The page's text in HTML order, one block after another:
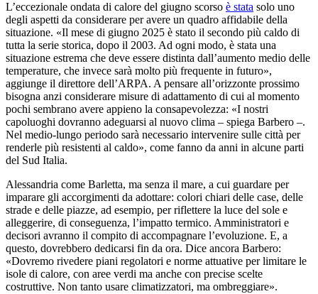
L’eccezionale ondata di calore del giugno scorso è stata solo uno
degli aspetti da considerare per avere un quadro affidabile della
situazione. «Il mese di giugno 2025 è stato il secondo più caldo di
tutta la serie storica, dopo il 2003. Ad ogni modo, è stata una
situazione estrema che deve essere distinta dall’aumento medio delle
temperature, che invece sarà molto più frequente in futuro»,
aggiunge il direttore dell’ARPA. A pensare all’orizzonte prossimo
bisogna anzi considerare misure di adattamento di cui al momento
pochi sembrano avere appieno la consapevolezza: «I nostri
capoluoghi dovranno adeguarsi al nuovo clima – spiega Barbero –.
Nel medio-lungo periodo sarà necessario intervenire sulle città per
renderle più resistenti al caldo», come fanno da anni in alcune parti
del Sud Italia.
Alessandria come Barletta, ma senza il mare, a cui guardare per
imparare gli accorgimenti da adottare: colori chiari delle case, delle
strade e delle piazze, ad esempio, per riflettere la luce del sole e
alleggerire, di conseguenza, l’impatto termico. Amministratori e
decisori avranno il compito di accompagnare l’evoluzione. E, a
questo, dovrebbero dedicarsi fin da ora. Dice ancora Barbero:
«Dovremo rivedere piani regolatori e norme attuative per limitare le
isole di calore, con aree verdi ma anche con precise scelte
costruttive. Non tanto usare climatizzatori, ma ombreggiare».